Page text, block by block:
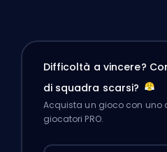
Difficoltà a vincere?
di squadra scarsi?
Acquista un gioco con uno
giocatori PRO.